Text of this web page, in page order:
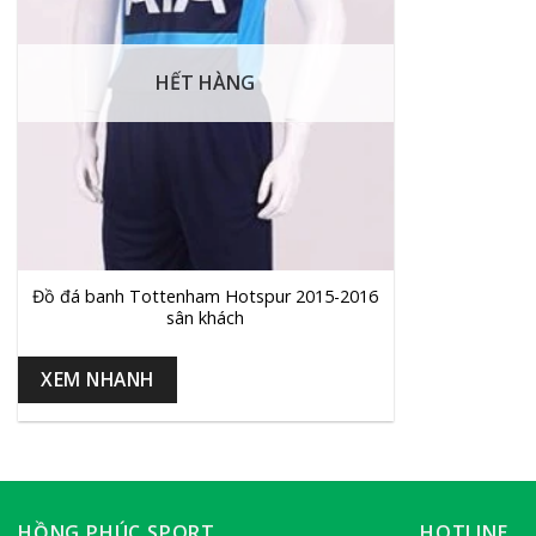
HẾT HÀNG
Đồ đá banh Tottenham Hotspur 2015-2016
sân khách
XEM NHANH